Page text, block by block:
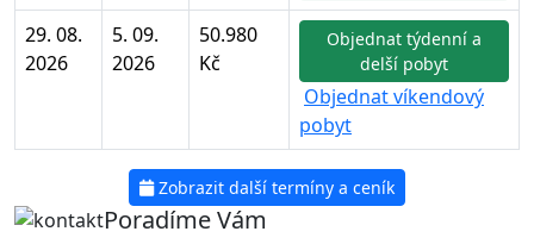
29. 08.
2026
5. 09.
2026
50.980
Kč
Objednat týdenní a
delší pobyt
Objednat víkendový
pobyt
Zobrazit další termíny a ceník
Poradíme Vám